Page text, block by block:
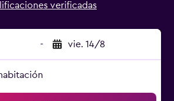
verificadas
- vie. 14/8